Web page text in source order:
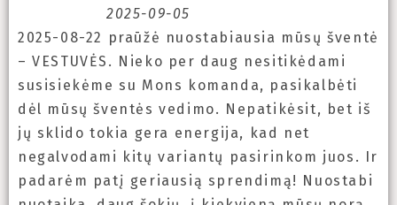
2025-09-05
2025-08-22 praūžė nuostabiausia mūsų šventė
– VESTUVĖS. Nieko per daug nesitikėdami
susisiekėme su Mons komanda, pasikalbėti
dėl mūsų šventės vedimo. Nepatikėsit, bet iš
jų sklido tokia gera energija, kad net
negalvodami kitų variantų pasirinkom juos. Ir
padarėm patį geriausią sprendimą! Nuostabi